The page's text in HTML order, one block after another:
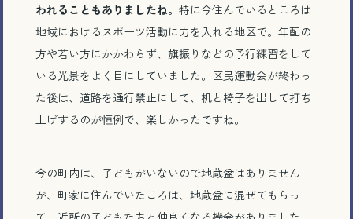
われることもありましたね。 特に今住んでいるところは
地域におけるスポーツ活動に力を入れる地区で。年配の
方や若い方にかかわらず、旗振りなどの予行練習をして
いる光景をよく目にしていました。区民運動会が終わっ
た後は、道路を通行禁止にして、机と椅子を出して打ち
上げするのが恒例で、楽しかったですね。
今の町内は、子どもがいないので地蔵盆はありません
が、町家に住んでいたころは、地蔵盆に混ぜてもらっ